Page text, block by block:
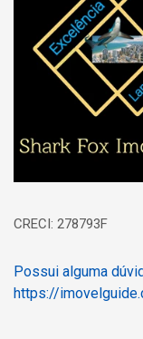
CRECI: 278793F
Possui alguma
https://